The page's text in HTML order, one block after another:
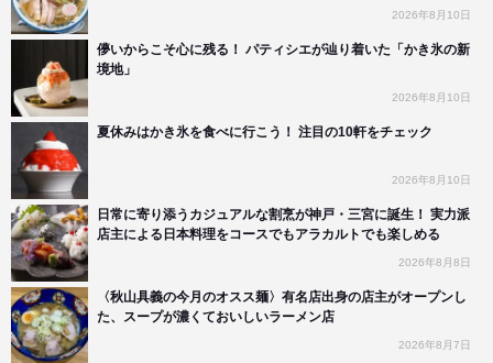
2026年8月10日
儚いからこそ心に残る！ パティシエが辿り着いた「かき氷の新
境地」
2026年8月10日
夏休みはかき氷を食べに行こう！ 注目の10軒をチェック
2026年8月10日
日常に寄り添うカジュアルな割烹が神戸・三宮に誕生！ 実力派
店主による日本料理をコースでもアラカルトでも楽しめる
2026年8月8日
〈秋山具義の今月のオスス麺〉有名店出身の店主がオープンし
た、スープが濃くておいしいラーメン店
2026年8月7日